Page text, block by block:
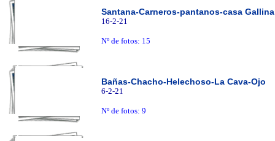
Santana-Carneros-pantanos-casa Gallina
16-2-21
Nº de fotos: 15
Bañas-Chacho-Helechoso-La Cava-Ojo
6-2-21
Nº de fotos: 9